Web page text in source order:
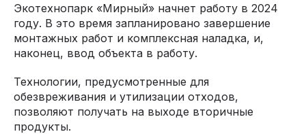
Экотехнопарк «Мирный» начнет работу в 2024
году. В это время запланировано завершение
монтажных работ и комплексная наладка, и,
наконец, ввод объекта в работу.
Технологии, предусмотренные для
обезвреживания и утилизации отходов,
позволяют получать на выходе вторичные
продукты.